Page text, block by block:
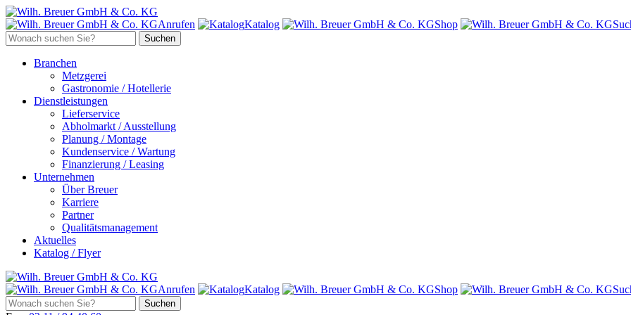
Anrufen Katalog Shop
Branchen
Metzgerei
Gastronomie / Hotellerie
Dienstleistungen
Lieferservice
Abholmarkt / Ausstellung
Planung / Montage
Kundenservice / Wartung
Finanzierung / Leasing
Unternehmen
Über Breuer
Karriere
Partner
Qualitätsmanagement
Aktuelles
Katalog / Flyer
Anrufen Katalog Shop